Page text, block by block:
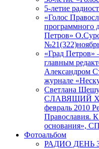
5-летие
«Голос
программного
Петров»
«Град Петров»
главным
Александром
журнале
Светлана
СЛАВЯЩИЙ
февраль 2010
Православия.
основания»,
Фотоальбом
РАДИО ДЕНЬ